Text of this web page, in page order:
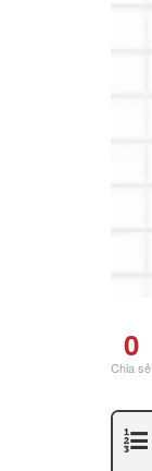
0
Chia sẻ